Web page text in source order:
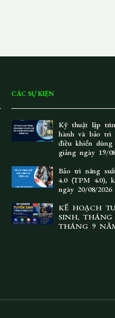
CÁC SỰ KIỆN
Kỹ thuật lập
hành và bảo trì
điều khiển
giảng ngày 19/
Bảo trì năng
4.0 (TPM 4.0),
ngày 20/08/2026
KẾ HOẠCH
SINH,
THÁNG 9